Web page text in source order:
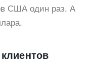
США один раз. А